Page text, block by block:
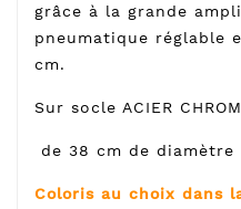
grâce à la grande
pneumatique réglable
cm.
Sur socle ACIER
de 38 cm de diamètre
Coloris au choix dans